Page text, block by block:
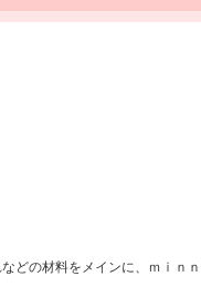
どの材料をメインに、ｍｉｎ